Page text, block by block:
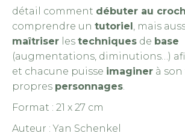
détail comment débuter au
comprendre un tutoriel, mais
maîtriser les techniques de base
(augmentations, diminutions…)
et chacune puisse imaginer à
propres personnages.
Format : 21 x 27 cm
Auteur : Yan Schenkel